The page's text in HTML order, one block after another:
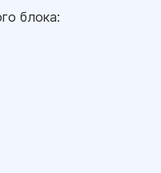
блока: